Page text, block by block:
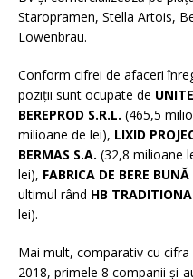
Staropramen, Stella Artois,
Lowenbrau.
Conform cifrei de afaceri
poziții sunt ocupate de
BEREPROD S.R.L. (465,5
milioane de lei), LIXID
BERMAS S.A. (32,8 milioane
lei), FABRICA DE BERE BUNĂ
ultimul rând HB
lei).
Mai mult, comparativ cu
2018, primele 8 companii și-